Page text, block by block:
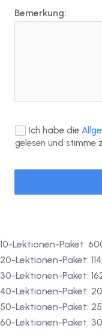
Bemerkung:
Ich habe die
gelesen und stimme
10-Lektionen-Paket:
20-Lektionen-Paket:
30-Lektionen-Paket:
40-Lektionen-Paket:
50-Lektionen-Paket:
60-Lektionen-Paket: